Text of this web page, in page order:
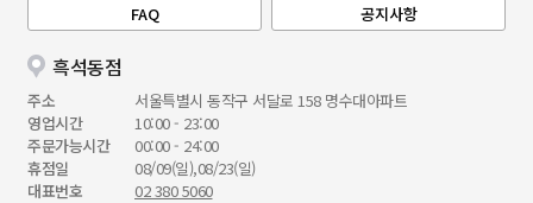
FAQ 공지사항
흑석동점
주소
서울특별시 동작구 서달로 158 명수대아파트
영업시간
10:00 - 23:00
주문가능시간
00:00 - 24:00
휴점일
08/09(일),08/23(일)
대표번호
02 380 5060